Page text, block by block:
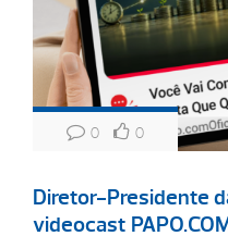
0 0
Diretor-Presidente
videocast